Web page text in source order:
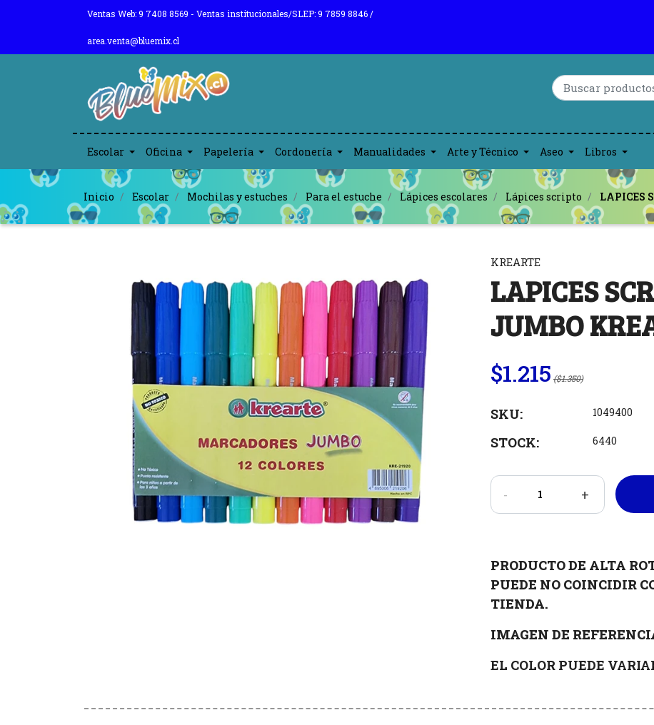
Ventas Web: 9 7408 8569 - Ventas institucionales/SLEP: 9 7859 8846 /
area.venta@bluemix.cl
Escolar Oficina Papelería Cordonería Manualidades Arte y Técnico Aseo Libros
Inicio Escolar Mochilas y estuches Para el estuche Lápices escolares Lápices scripto LAPICES
KREARTE
LAPICES
JUMBO
$1.215 ($1.350)
SKU: 1049400
STOCK: 6440
- +
PRODUCTO DE ALTA
PUEDE NO COINCIDIR
TIENDA.
IMAGEN DE
EL COLOR PUEDE